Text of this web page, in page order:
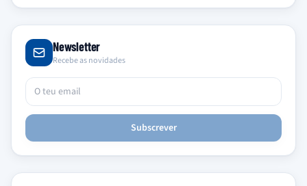
Newsletter
Recebe as novidades
Subscrever